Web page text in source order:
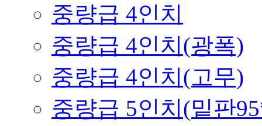
중량급 4인치
중량급 4인치(광폭)
중량급 4인치(고무)
중량급 5인치(밑판